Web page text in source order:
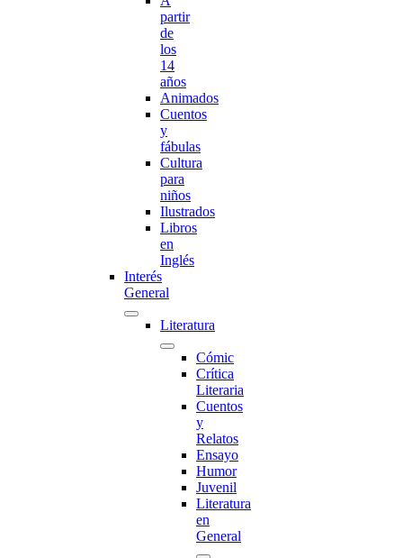
partir
de
los
14
años
Animados
Cuentos
y
fábulas
Cultura
para
niños
Ilustrados
Libros
en
Inglés
Interés
General
Literatura
Cómic
Crítica
Literaria
Cuentos
y
Relatos
Ensayo
Humor
Juvenil
Literatura
en
General